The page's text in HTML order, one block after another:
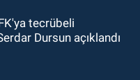
tecrübeli
Dursun açıklandı